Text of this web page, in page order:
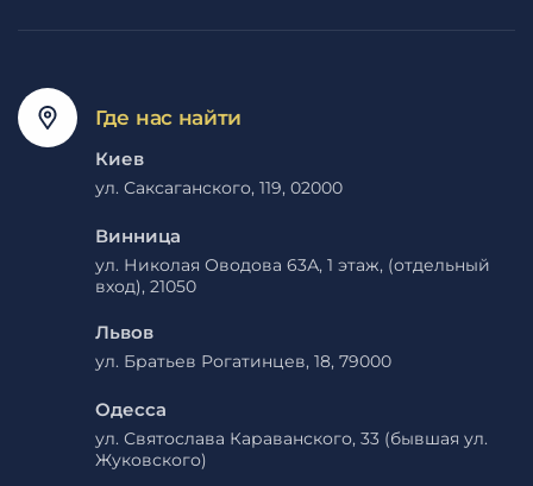
Где нас найти
Киев
ул. Саксаганского, 119, 02000
Винница
ул. Николая Оводова 63А, 1 этаж, (отдельный
вход), 21050
Львов
ул. Братьев Рогатинцев, 18, 79000
Одесса
ул. Святослава Караванского, 33 (бывшая ул.
Жуковского)